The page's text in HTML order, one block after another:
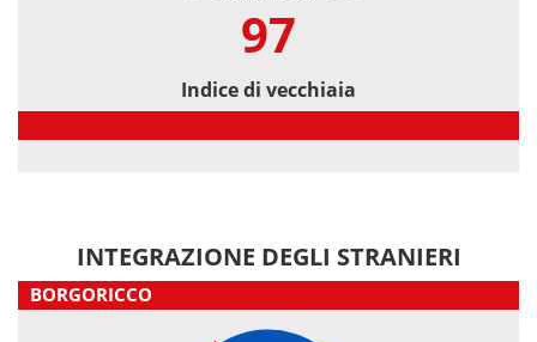
97
Indice di vecchiaia
INTEGRAZIONE DEGLI STRANIERI
BORGORICCO